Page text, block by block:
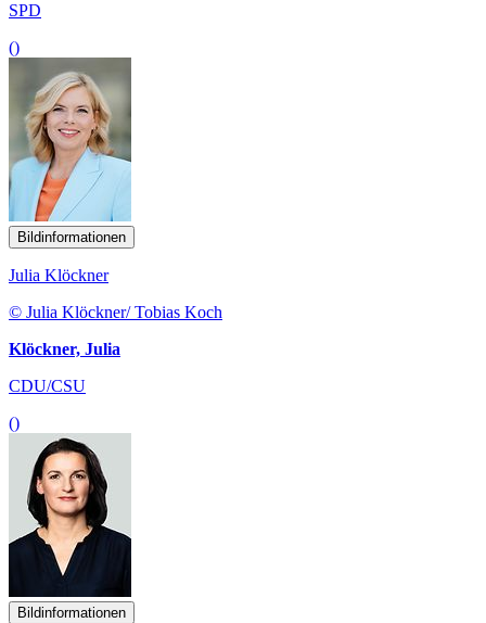
SPD
()
Bildinformationen
Julia Klöckner
© Julia Klöckner/ Tobias Koch
Klöckner, Julia
CDU/CSU
()
Bildinformationen